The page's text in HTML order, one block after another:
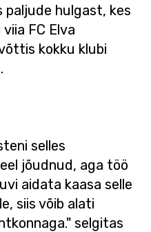
paljude hulgast, kes
FC Elva
kokku klubi
selles
jõudnud, aga töö
aidata kaasa selle
siis võib alati
selgitas